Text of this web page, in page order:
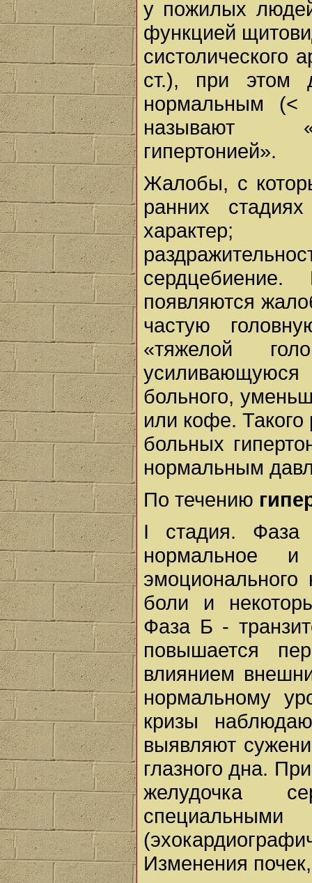
у пожилых
функцией
систолического
ст.), при этом
нормальным (<
называют
гипертонией».
Жалобы, с
ранних
характер;
появляются
частую
«тяжелой
больного,
или кофе. Такого
больных
нормальным
По течению
I стадия. Фаза
нормальное
боли и
Фаза Б -
повышается
влиянием
нормальному
кризы
выявляют
глазного дна.
желудочка
Изменения почек,